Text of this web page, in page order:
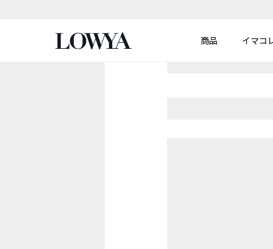
商品 イマコ